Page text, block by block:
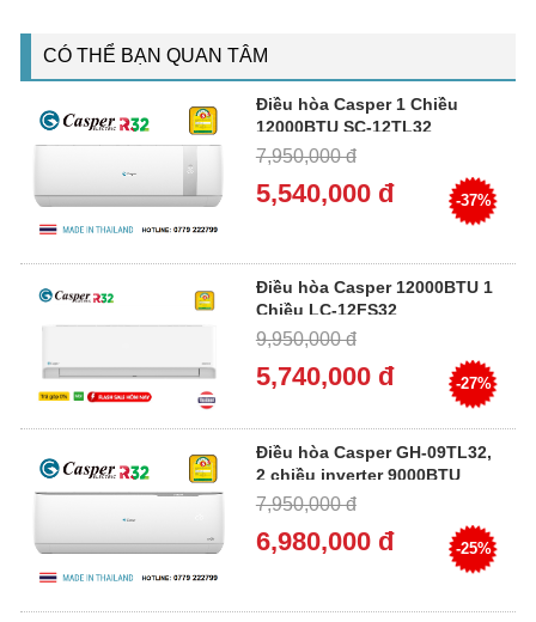
CÓ THỂ BẠN QUAN TÂM
Điều hòa Casper 1 Chiều
12000BTU SC-12TL32
7,950,000 đ
5,540,000 đ -37%
Điều hòa Casper 12000BTU 1
Chiều LC-12FS32
9,950,000 đ
5,740,000 đ -27%
Điều hòa Casper GH-09TL32,
2 chiều inverter 9000BTU
7,950,000 đ
6,980,000 đ -25%